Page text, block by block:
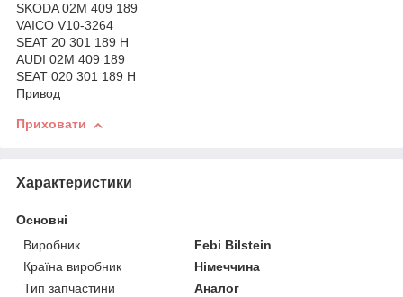
SKODA 02M 409 189
VAICO V10-3264
SEAT 20 301 189 H
AUDI 02M 409 189
SEAT 020 301 189 H
Привод
Приховати
Характеристики
Основні
Виробник
Febi Bilstein
Країна виробник
Німеччина
Тип запчастини
Аналог